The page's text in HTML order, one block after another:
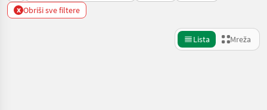
x Obriši sve filtere
Lista Mreža